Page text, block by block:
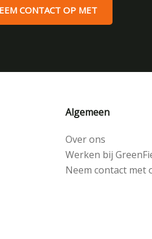
CONTACT OP MET
Algemeen
Over ons
Werken bij
Neem contact met